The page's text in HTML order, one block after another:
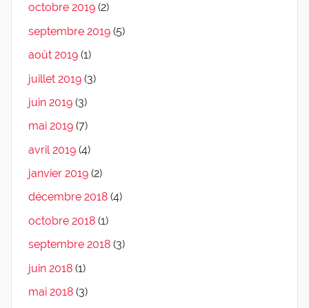
octobre 2019 (2)
septembre 2019 (5)
août 2019 (1)
juillet 2019 (3)
juin 2019 (3)
mai 2019 (7)
avril 2019 (4)
janvier 2019 (2)
décembre 2018 (4)
octobre 2018 (1)
septembre 2018 (3)
juin 2018 (1)
mai 2018 (3)